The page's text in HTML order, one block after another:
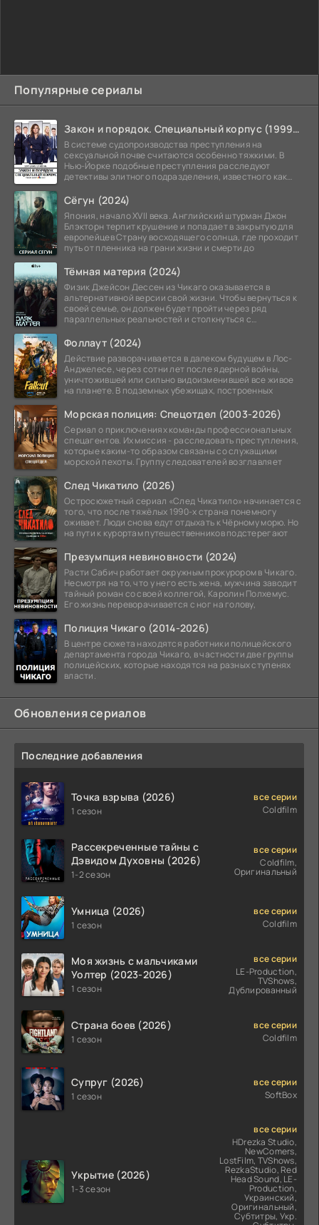
Популярные сериалы
Закон и порядок. Специальный корпус (1999-2026)
В системе судопроизводства преступления на
сексуальной почве считаются особенно тяжкими. В
Нью-Йорке подобные преступления расследуют
детективы элитного подразделения, известного как
Сёгун (2024)
Япония, начало XVII века. Английский штурман Джон
Блэкторн терпит крушение и попадает в закрытую для
европейцев Страну восходящего солнца, где проходит
путь от пленника на грани жизни и смерти до
Тёмная материя (2024)
Физик Джейсон Дессен из Чикаго оказывается в
альтернативной версии свой жизни. Чтобы вернуться к
своей семье, он должен будет пройти через ряд
параллельных реальностей и столкнуться с
Фоллаут (2024)
Действие разворачивается в далеком будущем в Лос-
Анджелесе, через сотни лет после ядерной войны,
уничтожившей или сильно видоизменившей все живое
на планете. В подземных убежищах, построенных
Морская полиция: Спецотдел (2003-2026)
Сериал о приключениях команды профессиональных
спецагентов. Их миссия - расследовать преступления,
которые каким-то образом связаны со служащими
морской пехоты. Группу следователей возглавляет
След Чикатило (2026)
Остросюжетный сериал «След Чикатило» начинается с
того, что после тяжёлых 1990-х страна понемногу
оживает. Люди снова едут отдыхать к Чёрному морю. Но
на пути к курортам путешественников подстерегают
Презумпция невиновности (2024)
Расти Сабич работает окружным прокурором в Чикаго.
Несмотря на то, что у него есть жена, мужчина заводит
тайный роман со своей коллегой, Каролин Полхемус.
Его жизнь переворачивается с ног на голову,
Полиция Чикаго (2014-2026)
В центре сюжета находятся работники полицейского
департамента города Чикаго, в частности две группы
полицейских, которые находятся на разных ступенях
власти.
Обновления сериалов
Последние добавления
Точка взрыва (2026)
1 сезон
все серии
Coldfilm
Рассекреченные тайны с
Дэвидом Духовны (2026)
1-2 сезон
все серии
Coldfilm,
Оригинальный
Умница (2026)
1 сезон
все серии
Coldfilm
Моя жизнь с мальчиками
Уолтер (2023-2026)
1 сезон
все серии
LE-Production,
TVShows,
Дублированный
Страна боев (2026)
1 сезон
все серии
Coldfilm
Супруг (2026)
1 сезон
все серии
SoftBox
Укрытие (2026)
1-3 сезон
все серии
HDrezka Studio,
NewComers,
LostFilm, TVShows,
RezkaStudio, Red
Head Sound, LE-
Production,
Украинский,
Оригинальный,
Субтитры, Укр.